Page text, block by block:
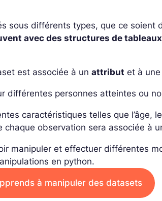
sous différents types, que ce soient
avec des structures de tableaux
est associée à unattribut et à
différentes personnes atteintes ou
caractéristiques telles que l’âge,
observation sera associée à
manipuler et effectuer différentes
en python.
à manipuler des datasets